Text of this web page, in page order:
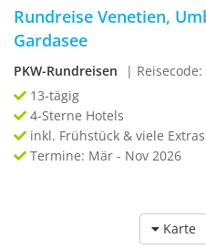
Rundreise Venetien,
Gardasee
PKW-Rundreisen
| Reisecode:
13-tägig
4-Sterne Hotels
inkl. Frühstück & viele Extras
Termine: Mär - Nov 2026
Karte